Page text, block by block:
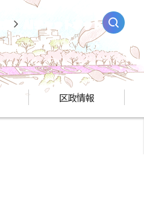
AIチャットボット
区政情報